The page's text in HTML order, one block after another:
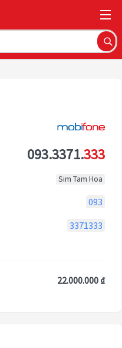
093.3371.333
Sim Tam Hoa
093
3371333
22.000.000 ₫